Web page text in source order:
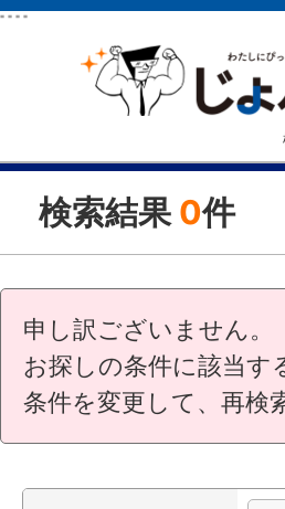
" " " "
検索結果 0件
申し訳ございません。
お探しの条件に該当
条件を変更して、再検